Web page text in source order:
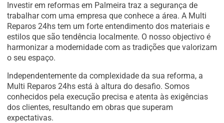
Investir em reformas em Palmeira traz a segurança de
trabalhar com uma empresa que conhece a área. A Multi
Reparos 24hs tem um forte entendimento dos materiais e
estilos que são tendência localmente. O nosso objectivo é
harmonizar a modernidade com as tradições que valorizam
o seu espaço.
Independentemente da complexidade da sua reforma, a
Multi Reparos 24hs está à altura do desafio. Somos
conhecidos pela execução precisa e atenta às exigências
dos clientes, resultando em obras que superam
expectativas.